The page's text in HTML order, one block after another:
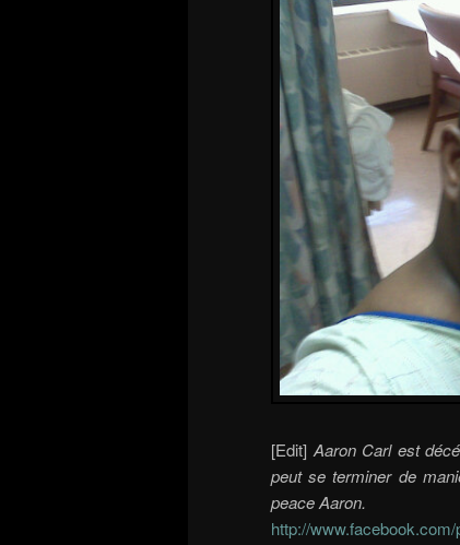
[Edit]Aaron Carl est
peut se terminer de
peace Aaron.
http://